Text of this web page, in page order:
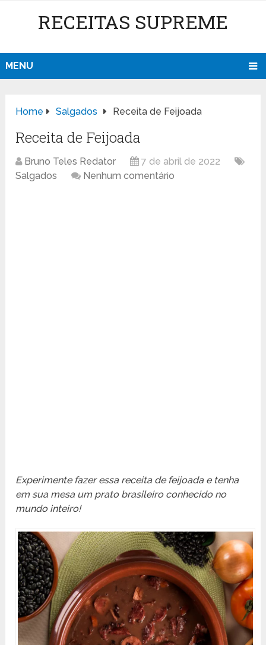
RECEITAS SUPREME
MENU
Home Salgados Receita de Feijoada
Receita de Feijoada
Bruno Teles Redator
7 de abril de 2022
Salgados
Nenhum comentário
Experimente fazer essa receita de feijoada e tenha
em sua mesa um prato brasileiro conhecido no
mundo inteiro!